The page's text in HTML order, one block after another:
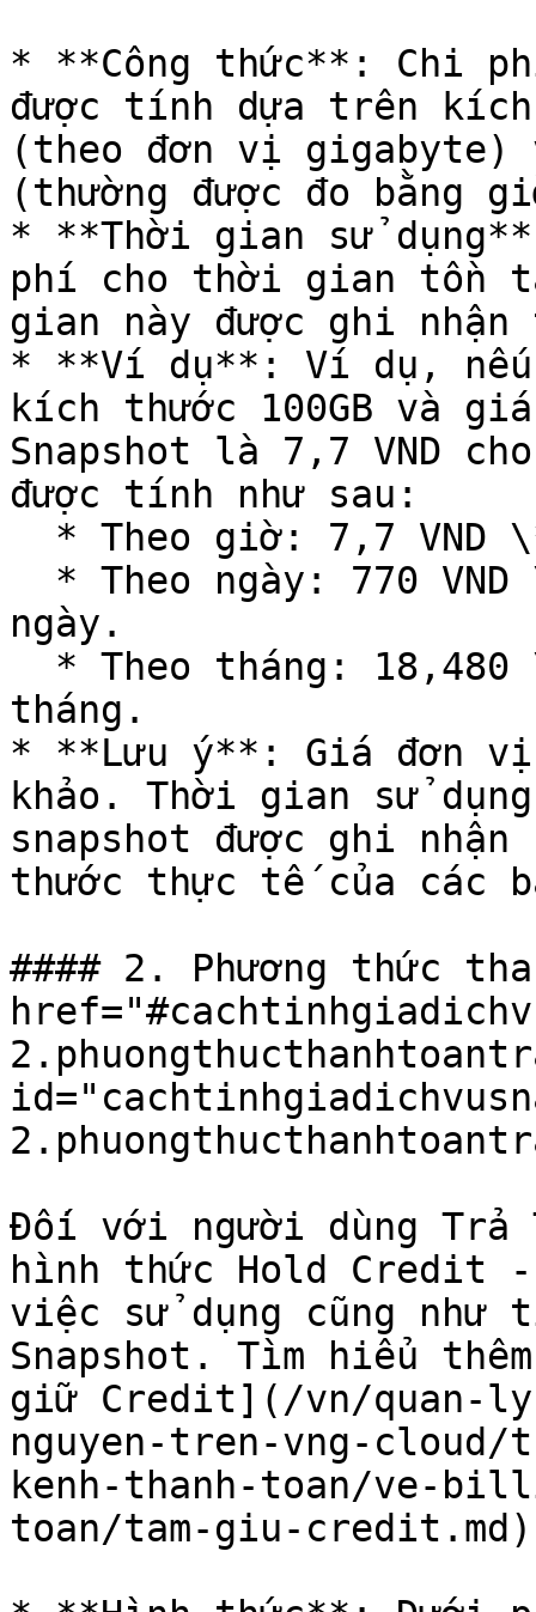
* **Công thức**: Chi
được tính dựa trên kích
(theo đơn vị gigabyte)
(thường được đo bằng
* **Thời gian sử
phí cho thời gian tồn
gian này được ghi
* **Ví dụ**: Ví dụ, nếu
kích thước 100GB và
Snapshot là 7,7 VND
được tính như sau:
ngày.
tháng.
* **Lưu ý**: Giá đơn vị
khảo. Thời gian sử
snapshot được ghi
thước thực tế của các
#### 2. Phương thức
Đối với người dùng Trả
hình thức Hold Credit
việc sử dụng cũng
Snapshot. Tìm hiểu
giữ Credit](/vn/quan-
nguyen-tren-vng-
kenh-thanh-toan/ve-
toan/tam-giu-